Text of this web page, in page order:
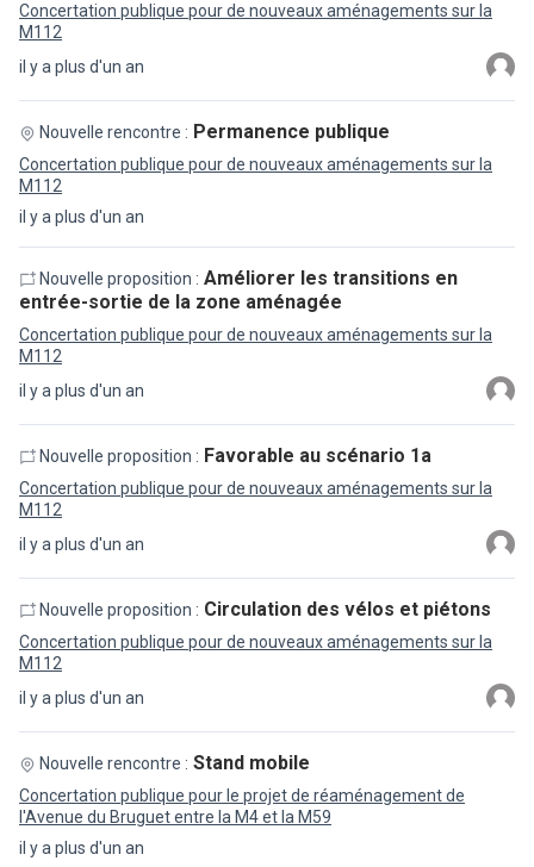
il y a plus d'un an
Concertation publique pour de nouveaux aménagements sur la
M112
il y a plus d'un an
Nouvelle rencontre : Permanence publique
Concertation publique pour de nouveaux aménagements sur la
M112
il y a plus d'un an
Nouvelle proposition : Améliorer les transitions en
entrée-sortie de la zone aménagée
Concertation publique pour de nouveaux aménagements sur la
M112
il y a plus d'un an
Nouvelle proposition : Favorable au scénario 1a
Concertation publique pour de nouveaux aménagements sur la
M112
il y a plus d'un an
Nouvelle proposition : Circulation des vélos et piétons
Concertation publique pour de nouveaux aménagements sur la
M112
il y a plus d'un an
Nouvelle rencontre : Stand mobile
Concertation publique pour le projet de réaménagement de
l'Avenue du Bruguet entre la M4 et la M59